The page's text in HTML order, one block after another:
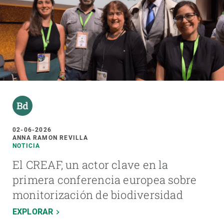
02-06-2026
ANNA RAMON REVILLA
NOTICIA
El CREAF, un actor clave en la
primera conferencia europea sobre
monitorización de biodiversidad
EXPLORAR